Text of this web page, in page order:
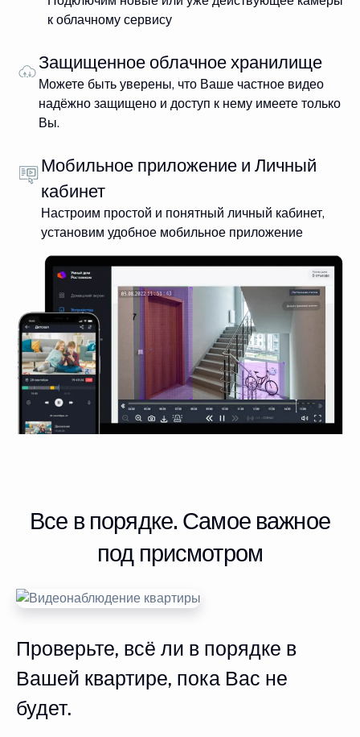
к облачному сервису
Защищенное облачное хранилище
Можете быть уверены, что Ваше частное видео
надёжно защищено и доступ к нему имеете только
Вы.
Мобильное приложение и Личный
кабинет
Настроим простой и понятный личный кабинет,
установим удобное мобильное приложение
Все в порядке. Самое важное
под присмотром
Проверьте, всё ли в порядке в
Вашей квартире, пока Вас не
будет.